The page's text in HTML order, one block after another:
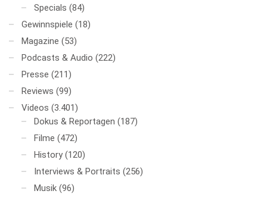
Specials (84)
Gewinnspiele (18)
Magazine (53)
Podcasts & Audio (222)
Presse (211)
Reviews (99)
Videos (3.401)
Dokus & Reportagen (187)
Filme (472)
History (120)
Interviews & Portraits (256)
Musik (96)